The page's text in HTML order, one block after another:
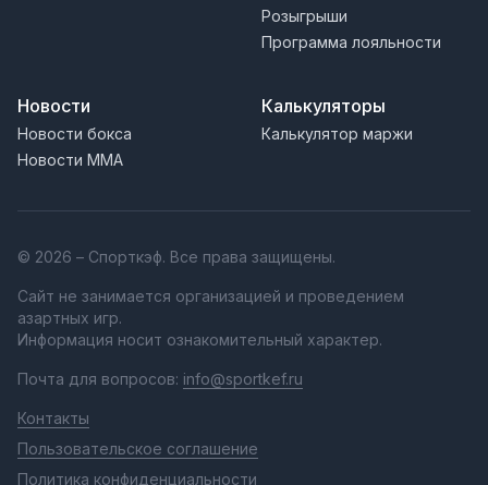
Розыгрыши
Программа лояльности
Новости
Новости бокса
Новости MMA
Калькуляторы
Калькулятор маржи
© 2026 – Спорткэф. Все права защищены.
Сайт не занимается организацией и проведением
азартных игр.
Информация носит ознакомительный характер.
Почта для вопросов: info@sportkef.ru
Контакты
Пользовательское соглашение
Политика конфиденциальности